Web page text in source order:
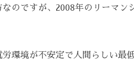
のですが、2008年のリーマン
環境が不安定で人間らしい最